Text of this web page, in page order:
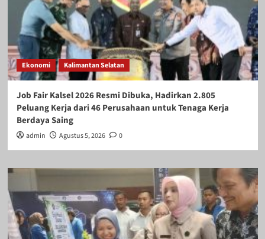
Ekonomi Kalimantan Selatan
Job Fair Kalsel 2026 Resmi Dibuka, Hadirkan 2.805
Peluang Kerja dari 46 Perusahaan untuk Tenaga Kerja
Berdaya Saing
admin Agustus 5, 2026 0